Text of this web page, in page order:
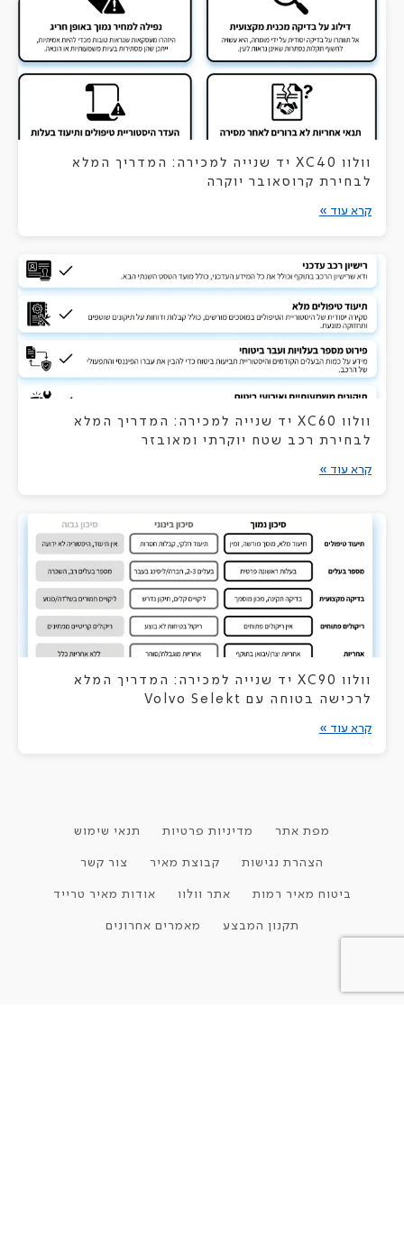
וולוו XC40 יד שנייה למכירה: המדריך המלא
לבחירת קרוסאובר יוקרה
קרא עוד »
וולוו XC60 יד שנייה למכירה: המדריך המלא
לבחירת רכב שטח יוקרתי ומאובזר
קרא עוד »
וולוו XC90 יד שנייה למכירה: המדריך המלא
לרכישה בטוחה עם Volvo Selekt
קרא עוד »
מפת אתר מדיניות פרטיות תנאי שימוש
הצהרת נגישות קבוצת מאיר צור קשר
ביטוח מאיר רמות אתר וולוו אודות מאיר טרייד
תקנון המבצע מאמרים אחרונים